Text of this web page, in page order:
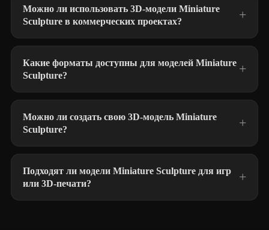
Можно ли использовать 3D-модели Miniature
Sculpture в коммерческих проектах?
Какие форматы доступны для моделей Miniature
Sculpture?
Можно ли создать свою 3D-модель Miniature
Sculpture?
Подходят ли модели Miniature Sculpture для игр
или 3D-печати?